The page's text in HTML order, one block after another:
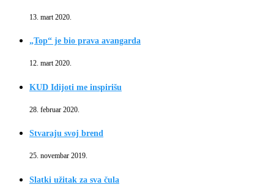
13. mart 2020.
„Top“ je bio prava avangarda
12. mart 2020.
KUD Idijoti me inspirišu
28. februar 2020.
Stvaraju svoj brend
25. novembar 2019.
Slatki užitak za sva čula